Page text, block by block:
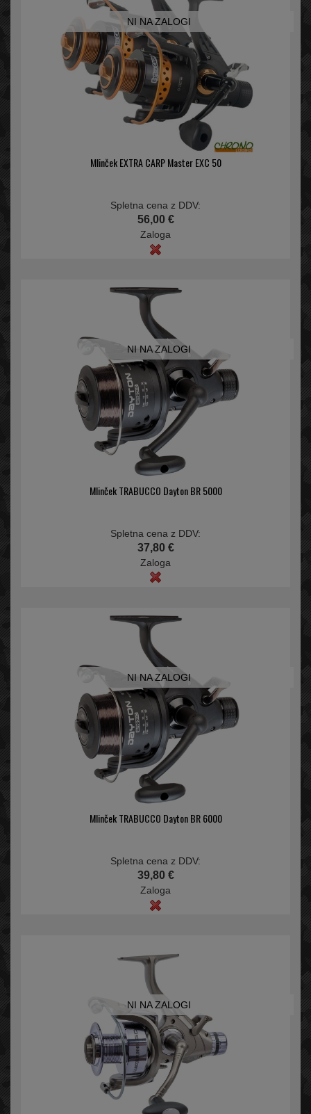
NI NA ZALOGI
Mlinček EXTRA CARP Master EXC 50
Spletna cena z DDV:
56,00 €
Zaloga
NI NA ZALOGI
Mlinček TRABUCCO Dayton BR 5000
Spletna cena z DDV:
37,80 €
Zaloga
NI NA ZALOGI
Mlinček TRABUCCO Dayton BR 6000
Spletna cena z DDV:
39,80 €
Zaloga
NI NA ZALOGI